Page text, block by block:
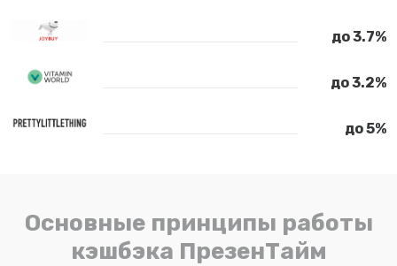
до 3.7%
до 3.2%
до 5%
Основные принципы работы
кэшбэка ПрезенТайм